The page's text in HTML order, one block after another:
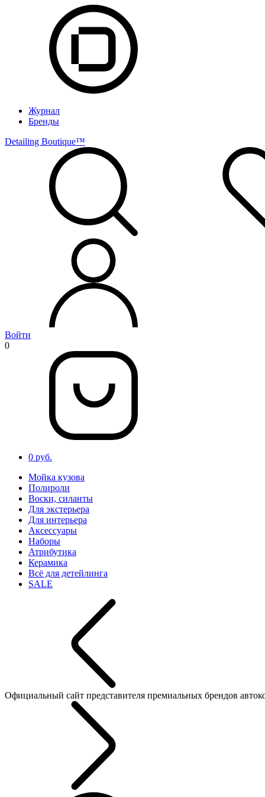
Журнал
Бренды
Detailing Boutique™️
Войти
0
0 руб.
Мойка кузова
Полироли
Воски, силанты
Для экстерьера
Для интерьера
Аксессуары
Наборы
Атрибутика
Керамика
Всё для детейлинга
SALE
Официальный сайт представителя премиальных брендов